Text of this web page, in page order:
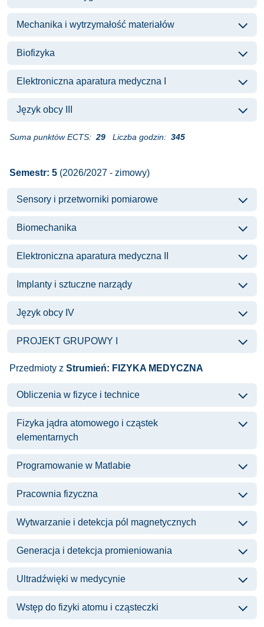
Mechanika i wytrzymałość materiałów
Biofizyka
Elektroniczna aparatura medyczna I
Język obcy III
Suma punktów ECTS: 29 Liczba godzin: 345
Semestr: 5 (2026/2027 - zimowy)
Sensory i przetworniki pomiarowe
Biomechanika
Elektroniczna aparatura medyczna II
Implanty i sztuczne narządy
Język obcy IV
PROJEKT GRUPOWY I
Przedmioty z Strumień: FIZYKA MEDYCZNA
Obliczenia w fizyce i technice
Fizyka jądra atomowego i cząstek
elementarnych
Programowanie w Matlabie
Pracownia fizyczna
Wytwarzanie i detekcja pól magnetycznych
Generacja i detekcja promieniowania
Ultradźwięki w medycynie
Wstęp do fizyki atomu i cząsteczki